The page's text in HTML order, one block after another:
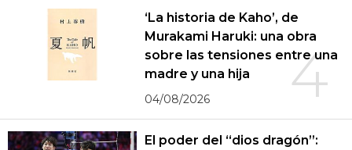
4
‘La historia de Kaho’, de
Murakami Haruki: una obra
sobre las tensiones entre una
madre y una hija
04/08/2026
El poder del “dios dragón”: